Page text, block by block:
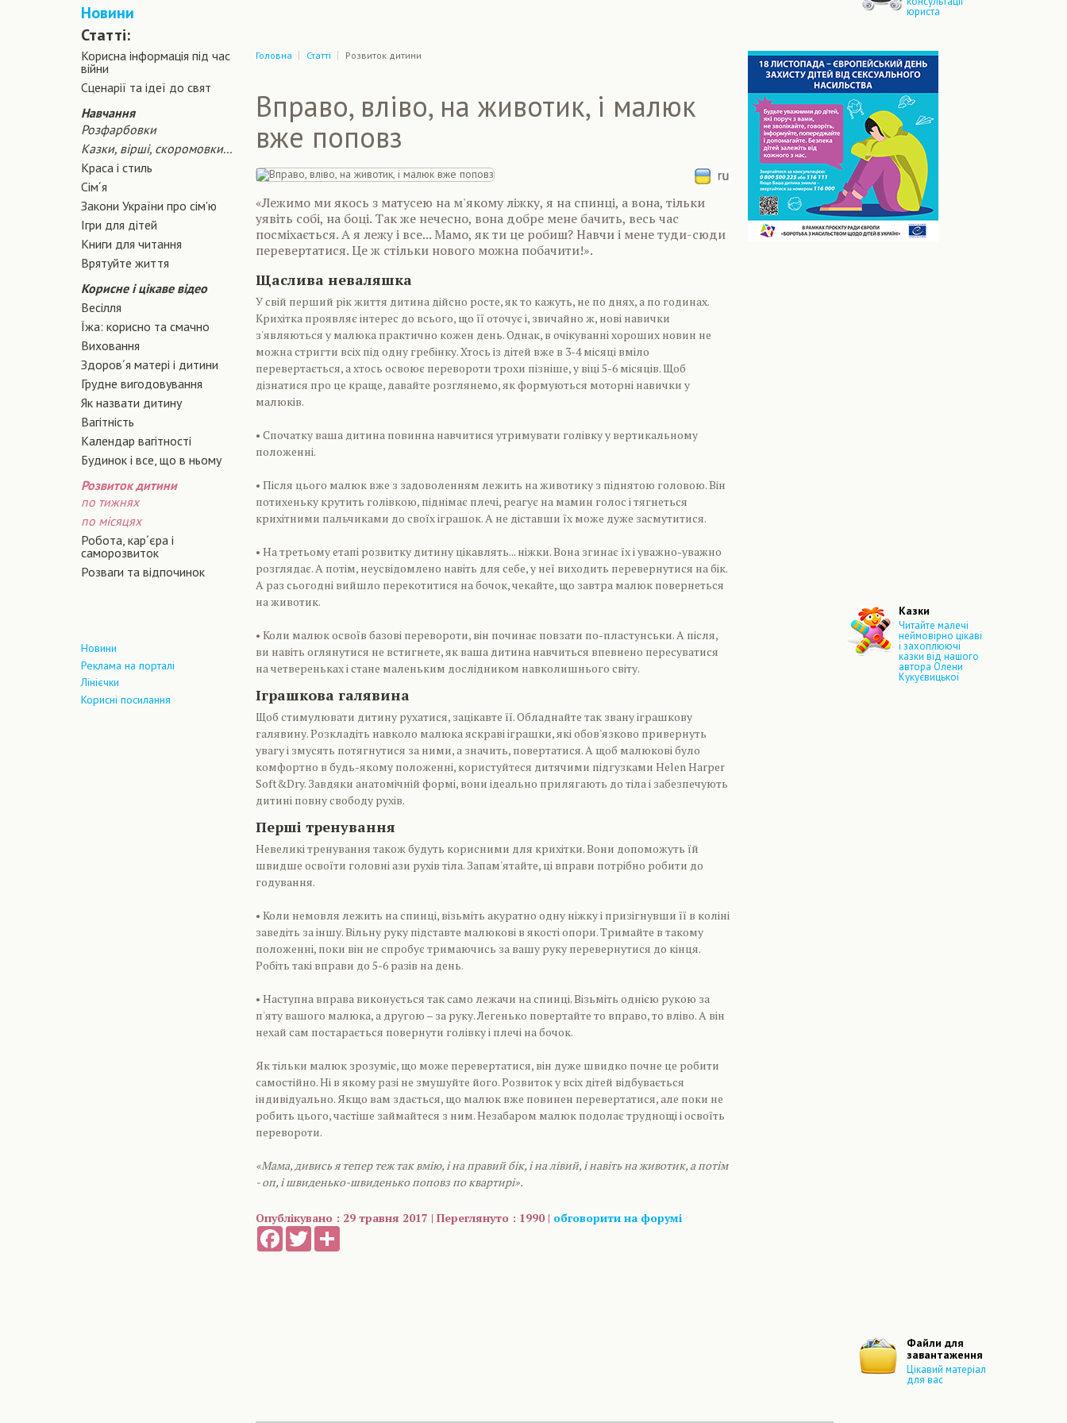
Новини
Статті:
Корисна інформація під час
війни
Сценарiї та iдеї до свят
Навчання
Розфарбовки
Казки, вірші, скоромовки...
Краса і стиль
Сiм´я
Закони України про сiм'ю
Ігри для дітей
Книги для читання
Врятуйте життя
Корисне і цікаве відео
Весілля
Їжа: корисно та смачно
Виховання
Здоров´я матері і дитини
Грудне вигодовування
Як назвати дитину
Вагiтнiсть
Календар вагітності
Будинок і все, що в ньому
Розвиток дитини
по тижнях
по місяцях
Робота, кар´єра і
саморозвиток
Розваги та відпочинок
Новини
Реклама на порталі
Лінієчки
Корисні посилання
юриста
Головна Статті Розвиток дитини
Вправо, вліво, на животик, і малюк
вже поповз
«Лежимо ми якось з матусею на м'якому ліжку, я на спинці, а вона, тільки
уявіть собі, на боці. Так же нечесно, вона добре мене бачить, весь час
посміхається. А я лежу і все... Мамо, як ти це робиш? Навчи і мене туди-сюди
перевертатися. Це ж стільки нового можна побачити!».
Щаслива неваляшка
У свій перший рік життя дитина дійсно росте, як то кажуть, не по днях, а по годинах.
Крихітка проявляє інтерес до всього, що її оточує і, звичайно ж, нові навички
з'являються у малюка практично кожен день. Однак, в очікуванні хороших новин не
можна стригти всіх під одну гребінку. Хтось із дітей вже в 3-4 місяці вміло
перевертається, а хтось освоює перевороти трохи пізніше, у віці 5-6 місяців. Щоб
дізнатися про це краще, давайте розглянемо, як формуються моторні навички у
малюків.
• Спочатку ваша дитина повинна навчитися утримувати голівку у вертикальному
положенні.
• Після цього малюк вже з задоволенням лежить на животику з піднятою головою. Він
потихеньку крутить голівкою, піднімає плечі, реагує на мамин голос і тягнеться
крихітними пальчиками до своїх іграшок. А не діставши їх може дуже засмутитися.
• На третьому етапі розвитку дитину цікавлять... ніжки. Вона згинає їх і уважно-уважно
розглядає. А потім, неусвідомлено навіть для себе, у неї виходить перевернутися на бік.
А раз сьогодні вийшло перекотитися на бочок, чекайте, що завтра малюк повернеться
на животик.
• Коли малюк освоїв базові перевороти, він починає повзати по-пластунськи. А після,
ви навіть оглянутися не встигнете, як ваша дитина навчиться впевнено пересуватися
на четвереньках і стане маленьким дослідником навколишнього світу.
Іграшкова галявина
Щоб стимулювати дитину рухатися, зацікавте її. Обладнайте так звану іграшкову
галявину. Розкладіть навколо малюка яскраві іграшки, які обов'язково привернуть
увагу і змусять потягнутися за ними, а значить, повертатися. А щоб малюкові було
комфортно в будь-якому положенні, користуйтеся дитячими підгузками Helen Harper
Soft&Dry. Завдяки анатомічній формі, вони ідеально прилягають до тіла і забезпечують
дитині повну свободу рухів.
Перші тренування
Невеликі тренування також будуть корисними для крихітки. Вони допоможуть їй
швидше освоїти головні ази рухів тіла. Запам'ятайте, ці вправи потрібно робити до
годування.
• Коли немовля лежить на спинці, візьміть акуратно одну ніжку і призігнувши її в коліні
заведіть за іншу. Вільну руку підставте малюкові в якості опори. Тримайте в такому
положенні, поки він не спробує тримаючись за вашу руку перевернутися до кінця.
Робіть такі вправи до 5-6 разів на день.
• Наступна вправа виконується так само лежачи на спинці. Візьміть однією рукою за
п'яту вашого малюка, а другою – за руку. Легенько повертайте то вправо, то вліво. А він
нехай сам постарається повернути голівку і плечі на бочок.
Як тільки малюк зрозуміє, що може перевертатися, він дуже швидко почне це робити
самостійно. Ні в якому разі не змушуйте його. Розвиток у всіх дітей відбувається
індивідуально. Якщо вам здається, що малюк вже повинен перевертатися, але поки не
робить цього, частіше займайтеся з ним. Незабаром малюк подолає труднощі і освоїть
перевороти.
«Мама, дивись я тепер теж так вмію, і на правий бік, і на лівий, і навіть на животик, а потім
- оп, і швиденько-швиденько поповз по квартирі».
Опублікувано : 29 травня 2017 | Переглянуто : 1990 | обговорити на форумі
FacebookTwitter
Казки
Читайте малечі
неймовірно цікаві
і захоплюючі
казки від нашого
автора Олени
Кукуєвицької
Файли для
завантаження
Цікавий матеріал
для вас